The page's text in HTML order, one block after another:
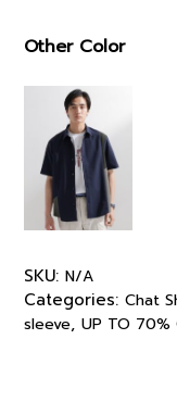
Other Color
SKU: N/A
Categories: Chat
sleeve, UP TO 70%